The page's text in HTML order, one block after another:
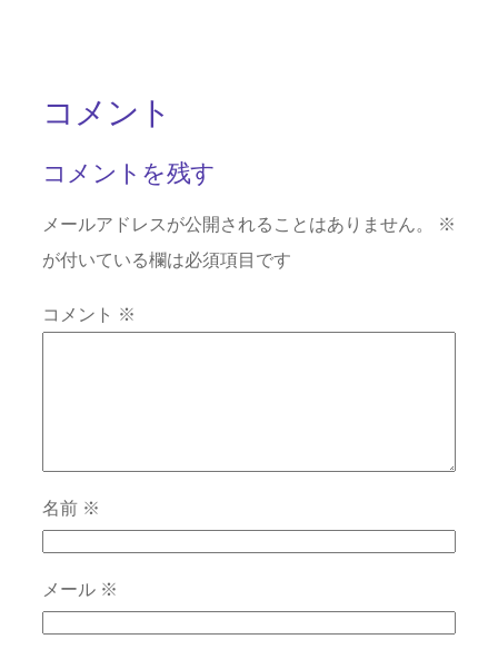
コメント
コメントを残す
メールアドレスが公開されることはありません。
※
が付いている欄は必須項目です
コメント ※
名前 ※
メール ※